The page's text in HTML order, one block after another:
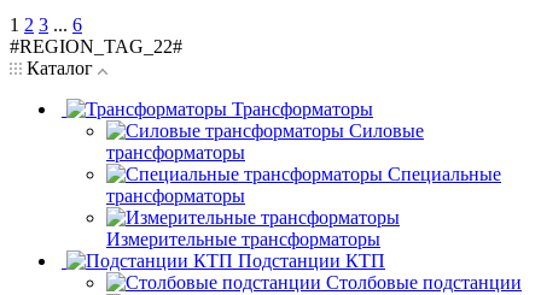
1 2 3 ... 6
#REGION_TAG_22#
Каталог
Трансформаторы
Силовые
трансформаторы
Специальные
трансформаторы
Измерительные трансформаторы
Подстанции КТП
Столбовые подстанции